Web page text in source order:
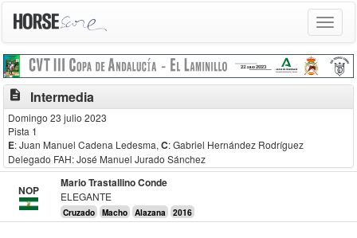
Toggle
description Intermedia
Domingo 23 julio 2023
Pista 1
E: Juan Manuel Cadena Ledesma, C: Gabriel Hernández Rodríguez
Delegado FAH: José Manuel Jurado Sánchez
NOP
Mario Trastallino Conde
ELEGANTE
Cruzado Macho Alazana 2016